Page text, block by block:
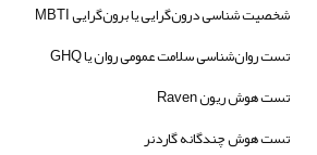
شخصیت شناسی درون‌گرایی یا برون‌گرایی MBTI
تست روان‌شناسی سلامت عمومی روان یا GHQ
تست هوش ریون Raven
تست هوش چندگانه گاردنر